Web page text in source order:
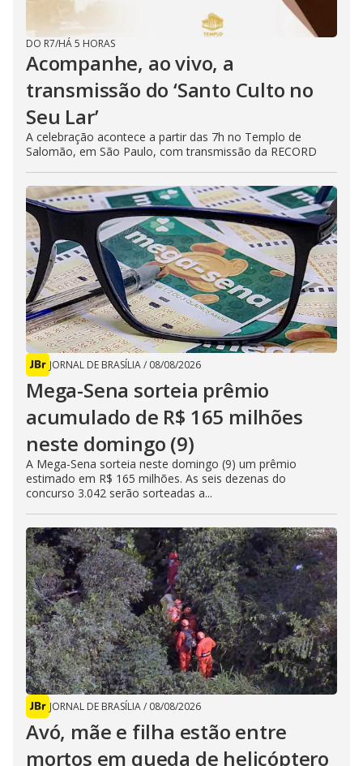
DO R7/HÁ 5 HORAS
Acompanhe, ao vivo, a
transmissão do ‘Santo Culto no
Seu Lar’
A celebração acontece a partir das 7h no Templo de
Salomão, em São Paulo, com transmissão da RECORD
JORNAL DE BRASÍLIA/ 08/08/2026
Mega-Sena sorteia prêmio
acumulado de R$ 165 milhões
neste domingo (9)
A Mega-Sena sorteia neste domingo (9) um prêmio
estimado em R$ 165 milhões. As seis dezenas do
concurso 3.042 serão sorteadas a...
JORNAL DE BRASÍLIA/ 08/08/2026
Avó, mãe e filha estão entre
mortos em queda de helicóptero